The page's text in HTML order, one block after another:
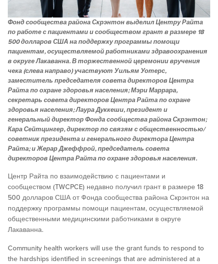
Фонд сообщества района Скрэнтон выделил Центру Райта
по работе с пациентами и сообществом грант в размере 18
500 долларов США на поддержку программы помощи
пациентам, осуществляемой работниками здравоохранения
в округе Лакаванна. В торжественной церемонии вручения
чека (слева направо) участвуют Уильям Уотерс,
заместитель председателя совета директоров Центра
Райта по охране здоровья населения; Мэри Маррара,
секретарь совета директоров Центра Райта по охране
здоровья населения; Лаура Дуккеши, президент и
генеральный директор Фонда сообщества района Скрэнтон;
Кара Сейтцингер, директор по связям с общественностью/
советник президента и генерального директора Центра
Райта; и Жерар Джеффрой, председатель совета
директоров Центра Райта по охране здоровья населения.
Центр Райта по взаимодействию с пациентами и
сообществом (TWCPCE) недавно получил грант в размере 18
500 долларов США от Фонда сообщества района Скрэнтон на
поддержку программы помощи пациентам, осуществляемой
общественными медицинскими работниками в округе
Лакаванна.
Community health workers will use the grant funds to respond to
the hardships identified in screenings that are administered at a